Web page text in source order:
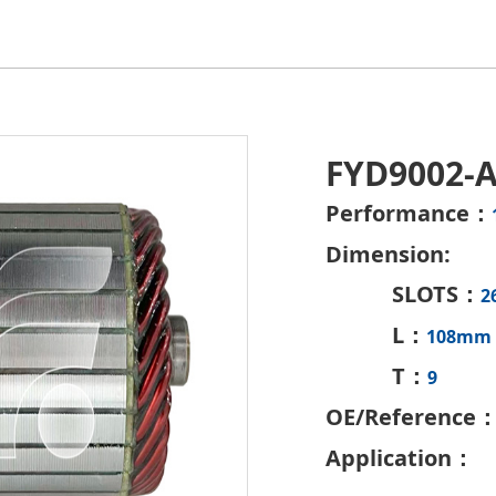
FYD9002-
Performance：
Dimension:
SLOTS：
L： 108mm
T： 9
OE/Reference：
Application：